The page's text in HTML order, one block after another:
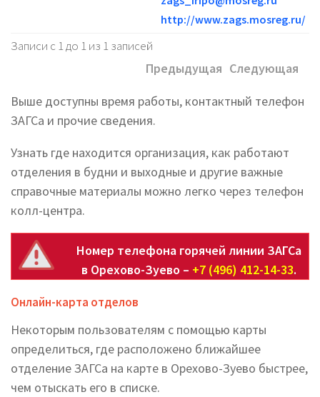
http://www.zags.mosreg.ru/
Записи с 1 до 1 из 1 записей
Предыдущая Следующая
Выше доступны время работы, контактный телефон
ЗАГСа и прочие сведения.
Узнать где находится организация, как работают
отделения в будни и выходные и другие важные
справочные материалы можно легко через телефон
колл-центра.
Номер телефона горячей линии ЗАГСа
в Орехово-Зуево – +7 (496) 412-14-33.
Онлайн-карта отделов
Некоторым пользователям с помощью карты
определиться, где расположено ближайшее
отделение ЗАГСа на карте в Орехово-Зуево быстрее,
чем отыскать его в списке.